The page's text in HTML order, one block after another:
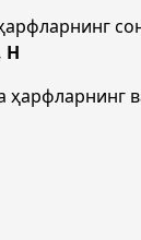
Н
ҳарфларнинг